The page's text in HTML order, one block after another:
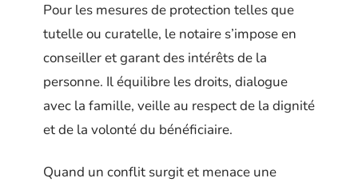
Pour les mesures de protection telles que
tutelle ou curatelle, le notaire s’impose en
conseiller et garant des intérêts de la
personne. Il équilibre les droits, dialogue
avec la famille, veille au respect de la dignité
et de la volonté du bénéficiaire.
Quand un conflit surgit et menace une